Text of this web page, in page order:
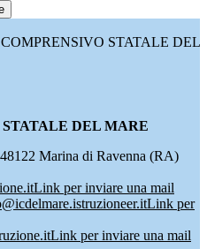
STATALE DEL
DEL MARE
Marina di Ravenna (RA)
Link per inviare una mail
Link per
Link per inviare una mail